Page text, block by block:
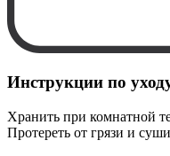
Инструкции по
Хранить при комнатной
Протереть от грязи и